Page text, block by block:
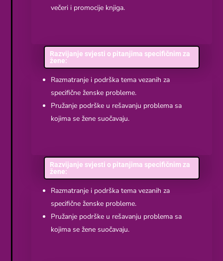
večeri i promocije knjiga.
Razvijanje svjesti o pitanjima specifičnim za
žene:
Razmatranje i podrška tema vezanih za
specifične ženske probleme.
Pružanje podrške u rešavanju problema sa
kojima se žene suočavaju.
Razvijanje svjesti o pitanjima specifičnim za
žene:
Razmatranje i podrška tema vezanih za
specifične ženske probleme.
Pružanje podrške u rešavanju problema sa
kojima se žene suočavaju.